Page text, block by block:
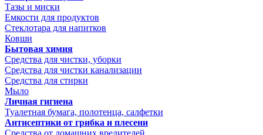
Тазы и миски
Емкости для продуктов
Стеклотара для напитков
Ковши
Бытовая химия
Средства для чистки, уборки
Средства для чистки канализации
Средства для стирки
Мыло
Личная гигиена
Туалетная бумага, полотенца, салфетки
Антисептики от грибка и плесени
Средства от домашних вредителей